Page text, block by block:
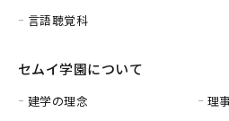
言語聴覚科
セムイ学園について
建学の理念
理